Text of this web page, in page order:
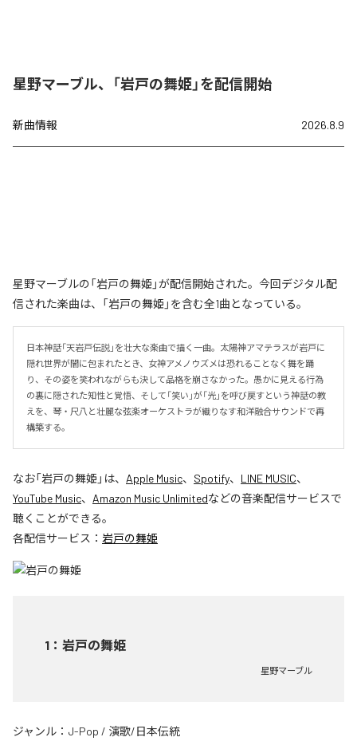
星野マーブル、「岩戸の舞姫」を配信開始
新曲情報 2026.8.9
星野マーブルの「岩戸の舞姫」が配信開始された。今回デジタル配
信された楽曲は、「岩戸の舞姫」を含む全1曲となっている。
日本神話「天岩戸伝説」を壮大な楽曲で描く一曲。太陽神アマテラスが岩戸に
隠れ世界が闇に包まれたとき、女神アメノウズメは恐れることなく舞を踊
り、その姿を笑われながらも決して品格を崩さなかった。愚かに見える行為
の裏に隠された知性と覚悟、そして「笑い」が「光」を呼び戻すという神話の教
えを、琴・尺八と壮麗な弦楽オーケストラが織りなす和洋融合サウンドで再
構築する。
なお「岩戸の舞姫 」は、 Apple Music、 Spotify、 LINE MUSIC、
YouTube Music、 Amazon Music Unlimitedなどの音楽配信サービスで
聴くことができる。
各配信サービス： 岩戸の舞姫
1 ： 岩戸の舞姫
星野マーブル
ジャンル： J-Pop / 演歌/日本伝統